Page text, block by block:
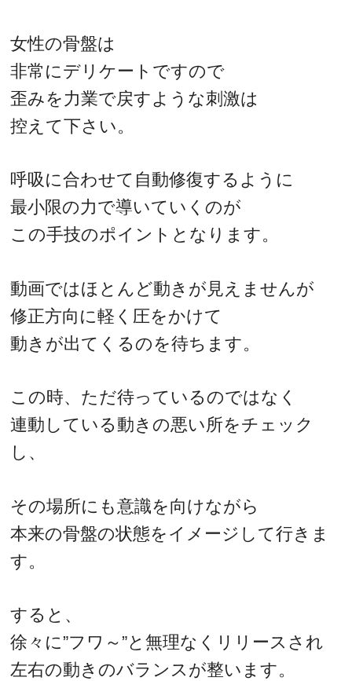
女性の骨盤は
非常にデリケートですので
歪みを力業で戻すような刺激は
控えて下さい。
呼吸に合わせて自動修復するように
最小限の力で導いていくのが
この手技のポイントとなります。
動画ではほとんど動きが見えませんが
修正方向に軽く圧をかけて
動きが出てくるのを待ちます。
この時、ただ待っているのではなく
連動している動きの悪い所をチェック
し、
その場所にも意識を向けながら
本来の骨盤の状態をイメージして行きま
す。
すると、
徐々に”フワ～”と無理なくリリースされ
左右の動きのバランスが整います。